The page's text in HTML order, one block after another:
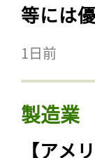
等には
1日前
製造業
【アメ